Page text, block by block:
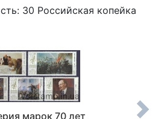
30 Российская копейка
марок 70 лет